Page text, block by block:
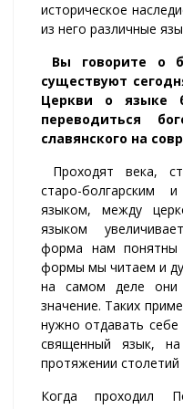
историческое
из него различные
Вы говорите о
существуют
Церкви о языке
переводиться
славянского на
Проходят века,
старо-болгарским
языком, между
языком
форма нам
формы мы читаем и
на самом деле они
значение. Таких
нужно отдавать
священный язык,
протяжении
Когда проходил